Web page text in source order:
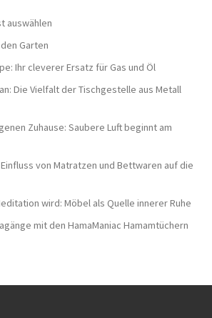
auswählen
Garten
Ihr cleverer Ersatz für Gas und Öl
Die Vielfalt der Tischgestelle aus Metall
Zuhause: Saubere Luft beginnt am
von Matratzen und Bettwaren auf die
wird: Möbel als Quelle innerer Ruhe
mit den HamaManiac Hamamtüchern